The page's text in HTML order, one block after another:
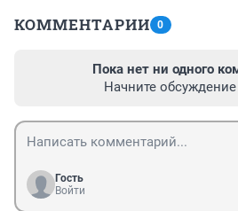
КОММЕНТАРИИ 0
Пока нет ни одного
Начните
Гость
Войти